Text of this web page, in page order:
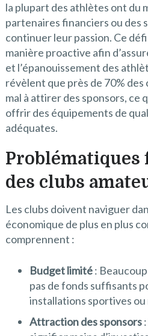
la plupart des athlètes ont du
partenaires financiers ou des
continuer leur passion. Ce
manière proactive afin
et l’épanouissement des
révèlent que près de 70% des
mal à attirer des sponsors, ce
offrir des équipements de
adéquates.
Problématiques
des clubs
Les clubs doivent naviguer
économique de plus en plus
comprennent :
Budget limité:
pas de fonds suffisants
installations sportives
Attraction des sponsors: